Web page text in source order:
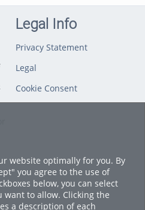
website optimally for you. By
you agree to the use of
below, you can select
want to allow. Clicking the
a description of each
with Nordfels_EN
mit
Legal Info
Privacy Statement
Legal
Cookie Consent